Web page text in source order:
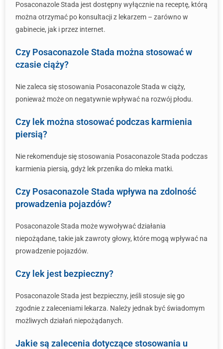
Posaconazole Stada jest dostępny wyłącznie na receptę, którą
można otrzymać po konsultacji z lekarzem – zarówno w
gabinecie, jak i przez internet.
Czy Posaconazole Stada można stosować w
czasie ciąży?
Nie zaleca się stosowania Posaconazole Stada w ciąży,
ponieważ może on negatywnie wpływać na rozwój płodu.
Czy lek można stosować podczas karmienia
piersią?
Nie rekomenduje się stosowania Posaconazole Stada podczas
karmienia piersią, gdyż lek przenika do mleka matki.
Czy Posaconazole Stada wpływa na zdolność
prowadzenia pojazdów?
Posaconazole Stada może wywoływać działania
niepożądane, takie jak zawroty głowy, które mogą wpływać na
prowadzenie pojazdów.
Czy lek jest bezpieczny?
Posaconazole Stada jest bezpieczny, jeśli stosuje się go
zgodnie z zaleceniami lekarza. Należy jednak być świadomym
możliwych działań niepożądanych.
Jakie są zalecenia dotyczące stosowania u